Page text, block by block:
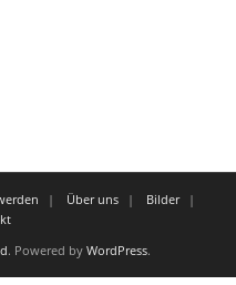
Über uns
Bilder
. Powered by WordPress.